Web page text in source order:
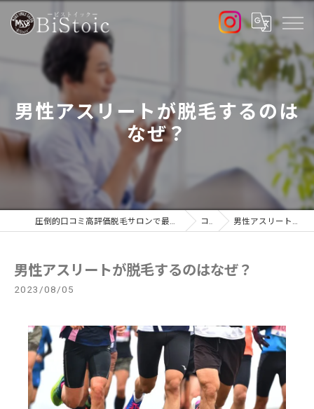
男性アスリートが脱毛するのは
なぜ？
圧倒的口コミ高評価脱毛サロンで最新高出力マシン導入店のBiStoic-ビストイック- コラム 男性アスリートが脱毛するのはなぜ？
男性アスリートが脱毛するのはなぜ？
2023/08/05